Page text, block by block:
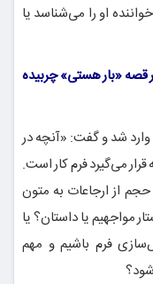
او را می‌شناسد یا
قصه «بار هستی» چربیده
وارد شد و گفت: «آنچه در
می‌گیرد فرم کار است.
از ارجاعات به متون
مواجهیم یا داستان؟ یا
فرم باشیم و مهم